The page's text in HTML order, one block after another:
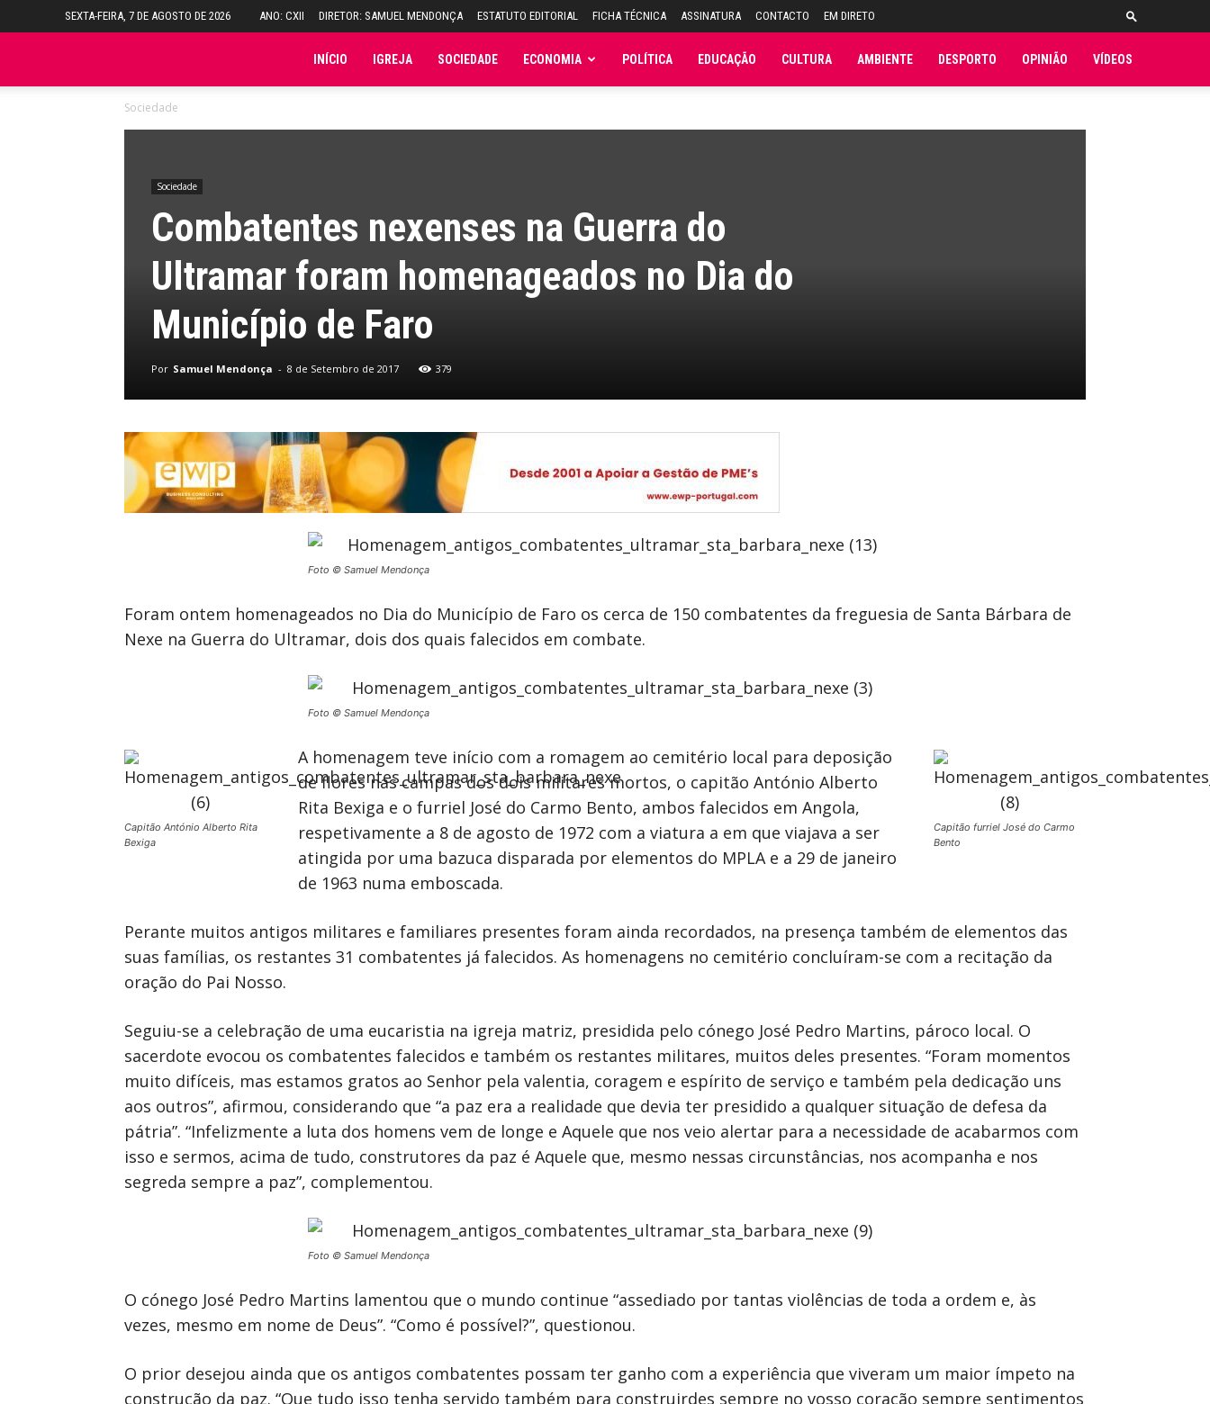
SEXTA-FEIRA, 7 DE AGOSTO DE 2026 ANO: CXII DIRETOR: SAMUEL MENDONÇA ESTATUTO EDITORIAL FICHA TÉCNICA ASSINATURA CONTACTO EM DIRETO
INÍCIO IGREJA SOCIEDADE ECONOMIA POLÍTICA EDUCAÇÃO CULTURA AMBIENTE DESPORTO OPINIÃO VÍDEOS
Sociedade
Sociedade
Combatentes nexenses na Guerra do
Ultramar foram homenageados no Dia do
Município de Faro
Por Samuel Mendonça - 8 de Setembro de 2017 379
Foto © Samuel Mendonça
Foram ontem homenageados no Dia do Município de Faro os cerca de 150 combatentes da freguesia de Santa Bárbara de
Nexe na Guerra do Ultramar, dois dos quais falecidos em combate.
Foto © Samuel Mendonça
Capitão António Alberto Rita
Bexiga
Capitão furriel José do Carmo
Bento
A homenagem teve início com a romagem ao cemitério local para deposição
de flores nas campas dos dois militares mortos, o capitão António Alberto
Rita Bexiga e o furriel José do Carmo Bento, ambos falecidos em Angola,
respetivamente a 8 de agosto de 1972 com a viatura a em que viajava a ser
atingida por uma bazuca disparada por elementos do MPLA e a 29 de janeiro
de 1963 numa emboscada.
Perante muitos antigos militares e familiares presentes foram ainda recordados, na presença também de elementos das
suas famílias, os restantes 31 combatentes já falecidos. As homenagens no cemitério concluíram-se com a recitação da
oração do Pai Nosso.
Seguiu-se a celebração de uma eucaristia na igreja matriz, presidida pelo cónego José Pedro Martins, pároco local. O
sacerdote evocou os combatentes falecidos e também os restantes militares, muitos deles presentes. “Foram momentos
muito difíceis, mas estamos gratos ao Senhor pela valentia, coragem e espírito de serviço e também pela dedicação uns
aos outros”, afirmou, considerando que “a paz era a realidade que devia ter presidido a qualquer situação de defesa da
pátria”. “Infelizmente a luta dos homens vem de longe e Aquele que nos veio alertar para a necessidade de acabarmos com
isso e sermos, acima de tudo, construtores da paz é Aquele que, mesmo nessas circunstâncias, nos acompanha e nos
segreda sempre a paz”, complementou.
Foto © Samuel Mendonça
O cónego José Pedro Martins lamentou que o mundo continue “assediado por tantas violências de toda a ordem e, às
vezes, mesmo em nome de Deus”. “Como é possível?”, questionou.
O prior desejou ainda que os antigos combatentes possam ter ganho com a experiência que viveram um maior ímpeto na
construção da paz. “Que tudo isso tenha servido também para construirdes sempre no vosso coração sempre sentimentos